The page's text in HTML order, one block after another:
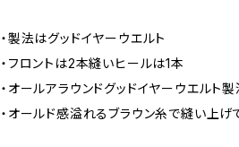
・製法はグッドイヤーウエルト
・フロントは2本縫いヒールは1本
・オールアラウンドグッドイヤーウエルト
・オールド感溢れるブラウン糸で縫い上げ